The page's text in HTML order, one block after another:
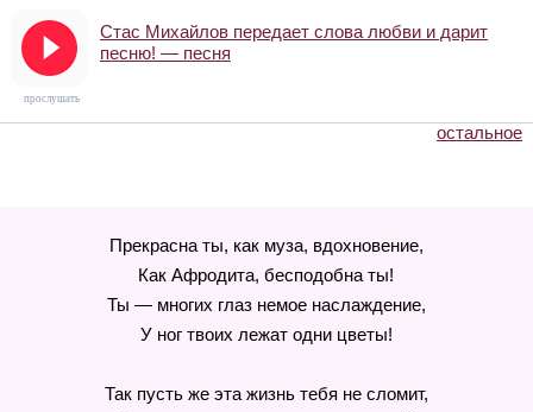
Стас Михайлов передает слова любви и дарит
песню! — песня
прослушать
остальное
Прекрасна ты, как муза, вдохновение,
Как Афродита, бесподобна ты!
Ты — многих глаз немое наслаждение,
У ног твоих лежат одни цветы!
Так пусть же эта жизнь тебя не сломит,